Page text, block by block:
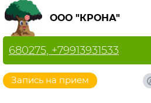
ООО "КРОНА"
Запись на прием
680275, +79913931533